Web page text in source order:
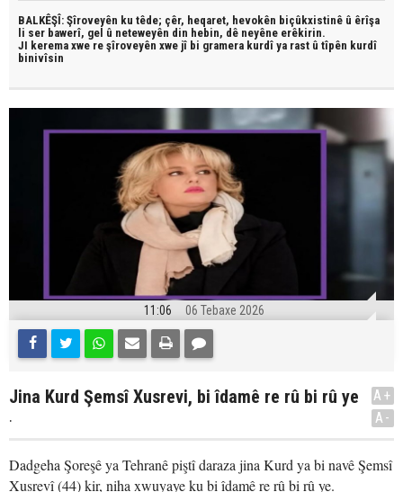
BALKÊŞÎ: Şîroveyên ku têde; çêr, heqaret, hevokên biçûkxistinê û êrîşa
li ser bawerî, gel û neteweyên din hebin, dê neyêne erêkirin.
JI kerema xwe re şîroveyên xwe jî bi gramera kurdî ya rast û tîpên kurdî
binivîsin
11:06 06 Tebaxe 2026
Jina Kurd Şemsî Xusrevi, bi îdamê re rû bi rû ye
.
A+
A-
Dadgeha Şoreşê ya Tehranê piştî daraza jina Kurd ya bi navê Şemsî
Xusrevî (44) kir, niha xwuyaye ku bi îdamê re rû bi rû ye.